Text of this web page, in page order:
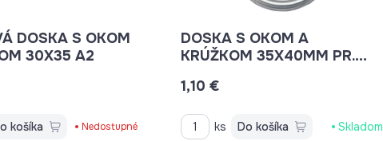
DOSKA S OKOM
30X35 A2
košíka Nedostupné
DOSKA S OKOM A
KRÚŽKOM 35X40MM PR.
1,10 €
ks Do košíka Skladom